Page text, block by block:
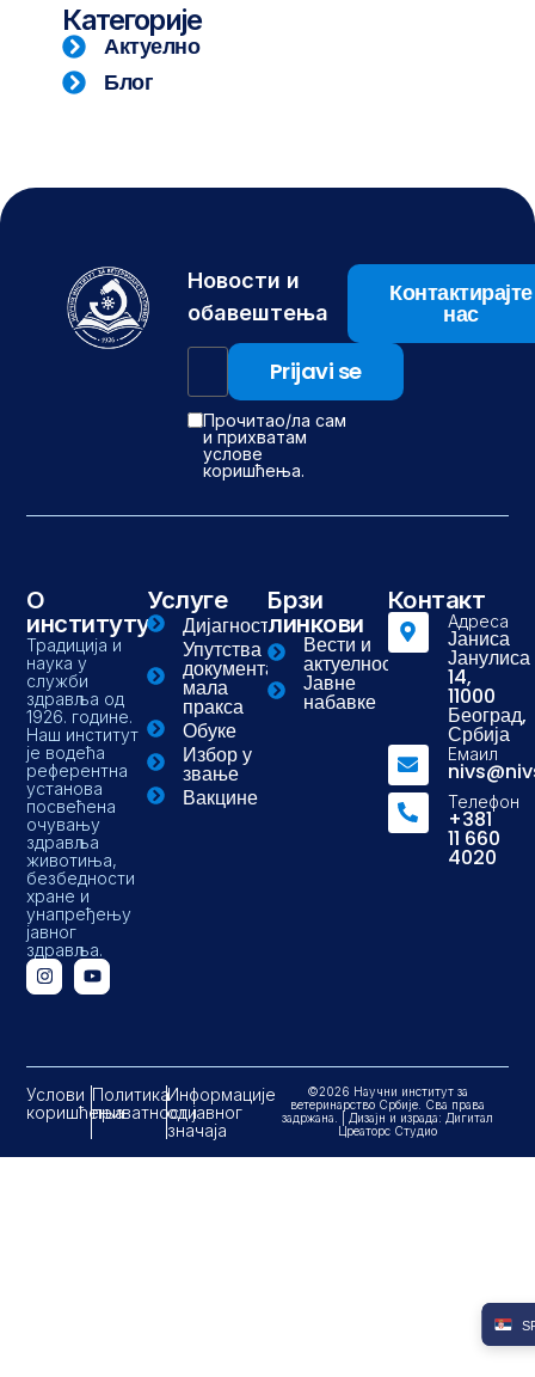
Категорије
Актуелно
Блог
Новости и
обавештења
Прочитао/ла сам
и прихватам
услове
коришћења.
Контактирајте
нас
О
институту
Традиција и
наука у
служби
здравља од
1926. године.
Наш институт
је водећа
референтна
установа
посвећена
очувању
здравља
животиња,
безбедности
хране и
унапређењу
јавног
здравља.
Услуге
Дијагностика
Упутства и
документа-
мала
пракса
Обуке
Избор у
звање
Вакцине
Брзи
линкови
Вести и
актуелности
Јавне
набавке
Контакт
Адреса
Јаниса
Јанулиса
14,
11000
Београд,
Србија
Емаил
Телефон
+381
11 660
4020
Услови
коришћења
Политика
приватности
Информације
од јавног
значаја
©2026 Научни институт за
ветеринарство Србије. Сва права
задржана. | Дизајн и израда: Дигитал
Цреаторс Студио